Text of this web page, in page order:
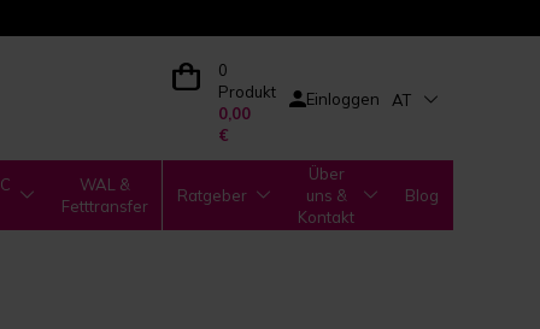
0
Produkt
0,00
€
Einloggen AT
WAL &
Fetttransfer
Ratgeber
Über
uns &
Kontakt
Blog